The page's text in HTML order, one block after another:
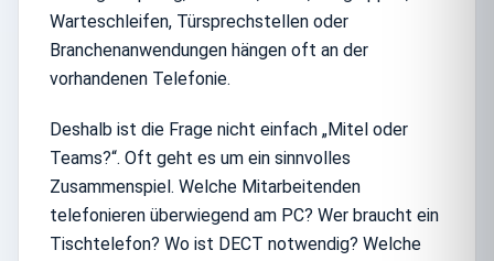
Warteschleifen, Türsprechstellen oder
Branchenanwendungen hängen oft an der
vorhandenen Telefonie.
Deshalb ist die Frage nicht einfach „Mitel oder
Teams?“. Oft geht es um ein sinnvolles
Zusammenspiel. Welche Mitarbeitenden
telefonieren überwiegend am PC? Wer braucht ein
Tischtelefon? Wo ist DECT notwendig? Welche